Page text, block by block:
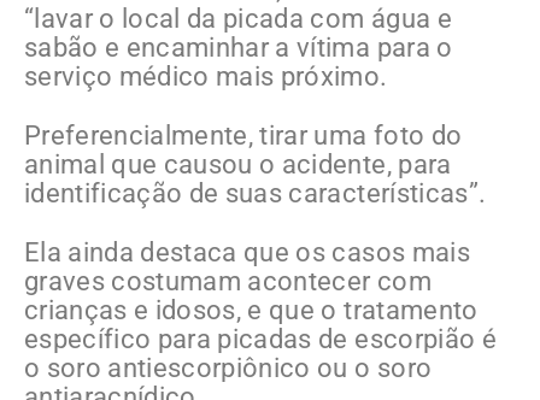
“lavar o local da picada com água e
sabão e encaminhar a vítima para o
serviço médico mais próximo.
Preferencialmente, tirar uma foto do
animal que causou o acidente, para
identificação de suas características”.
Ela ainda destaca que os casos mais
graves costumam acontecer com
crianças e idosos, e que o tratamento
específico para picadas de escorpião é
o soro antiescorpiônico ou o soro